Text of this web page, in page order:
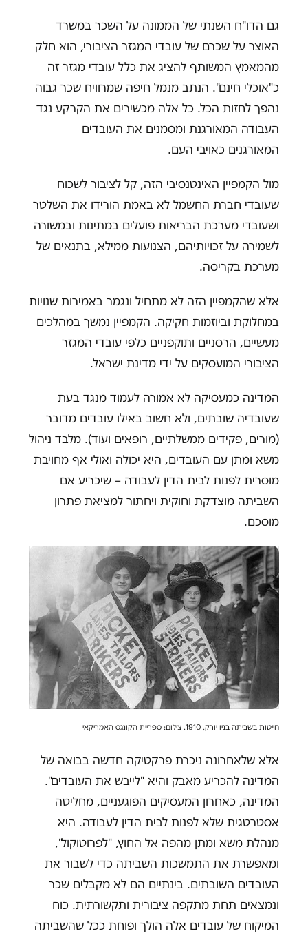
גם הדו"ח השנתי של הממונה על השכר במשרד
האוצר על שכרם של עובדי המגזר הציבורי, הוא חלק
מהמאמץ המשותף להציג את כלל עובדי מגזר זה
כ"אוכלי חינם". הנתב מנמל חיפה שמרוויח שכר גבוה
נהפך לחזות הכל. כל אלה מכשירים את הקרקע נגד
העבודה המאורגנת ומסמנים את העובדים
המאורגנים כאויבי העם.
מול הקמפיין האינטנסיבי הזה, קל לציבור לשכוח
שעובדי חברת החשמל לא באמת הורידו את השלטר
ושעובדי מערכת הבריאות פועלים במתינות ובמשורה
לשמירה על זכויותיהם, הצנועות ממילא, בתנאים של
מערכת בקריסה.
אלא שהקמפיין הזה לא מתחיל ונגמר באמירות שנויות
במחלוקת וביוזמות חקיקה. הקמפיין נמשך במהלכים
מעשיים, הרסניים ותוקפניים כלפי עובדי המגזר
הציבורי המועסקים על ידי מדינת ישראל.
המדינה כמעסיקה לא אמורה לעמוד מנגד בעת
שעובדיה שובתים, ולא חשוב באילו עובדים מדובר
(מורים, פקידים ממשלתיים, רופאים ועוד). מלבד ניהול
משא ומתן עם העובדים, היא יכולה ואולי אף מחויבת
מוסרית לפנות לבית הדין לעבודה – שיכריע אם
השביתה מוצדקת וחוקית ויחתור למציאת פתרון
מוסכם.
חייטות בשביתה בניו יורק, 1910. צילום: ספריית הקונגס האמריקאי
אלא שלאחרונה ניכרת פרקטיקה חדשה בבואה של
המדינה להכריע מאבק והיא "לייבש את העובדים".
המדינה, כאחרון המעסיקים הפוגעניים, מחליטה
אסטרטגית שלא לפנות לבית הדין לעבודה. היא
מנהלת משא ומתן מהפה אל החוץ, "לפרוטוקול",
ומאפשרת את התמשכות השביתה כדי לשבור את
העובדים השובתים. בינתיים הם לא מקבלים שכר
ונמצאים תחת מתקפה ציבורית ותקשורתית. כוח
המיקוח של עובדים אלה הולך ופוחת ככל שהשביתה